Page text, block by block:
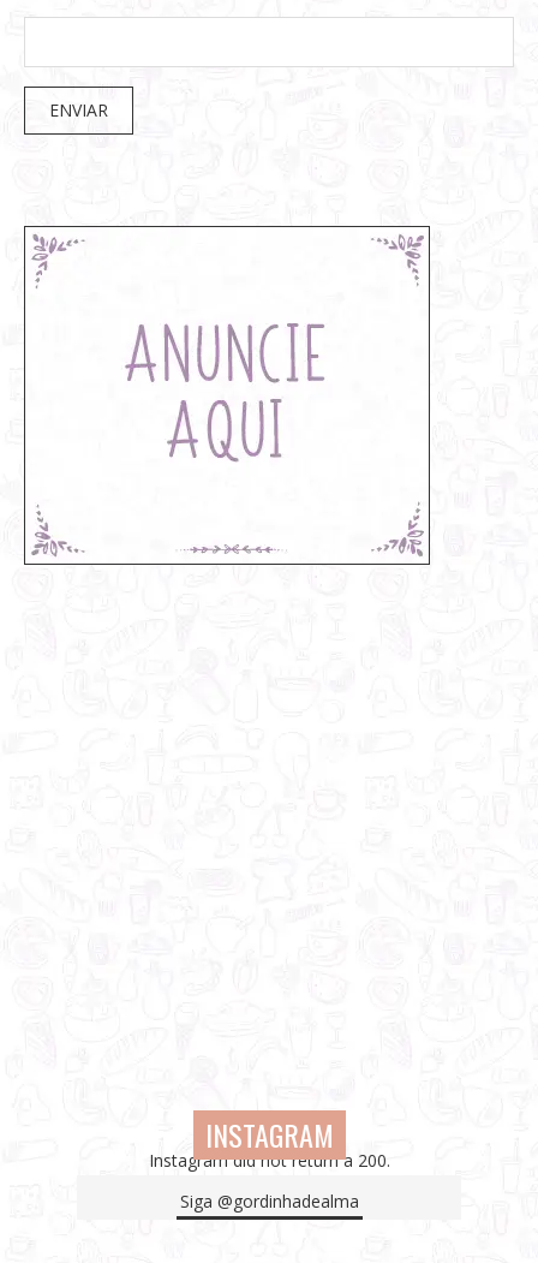
INSTAGRAM
Instagram did not return a 200.
Siga @gordinhadealma